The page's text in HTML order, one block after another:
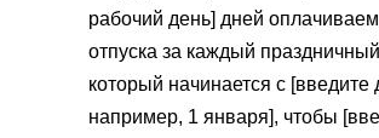
рабочий день] дней
отпуска за каждый
который начинается с [введите
например, 1 января], чтобы